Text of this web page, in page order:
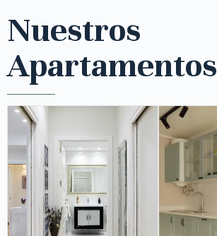
Nuestros
Apartamentos